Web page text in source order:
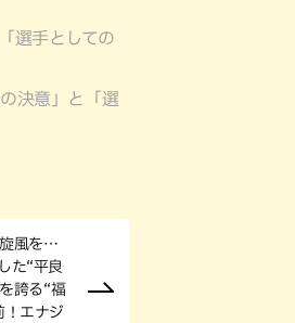
選手としての
決意」と「選
旋風を…
た“平良
誇る“福
！エナジ